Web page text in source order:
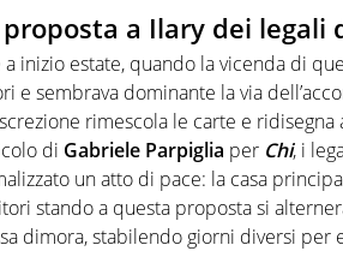
proposta a Ilary dei legali
a inizio estate, quando la vicenda di
e sembrava dominante la via
rimescola le carte e
di Gabriele Parpiglia per Chi, i
un atto di pace: la casa
stando a questa proposta si
dimora, stabilendo giorni diversi per